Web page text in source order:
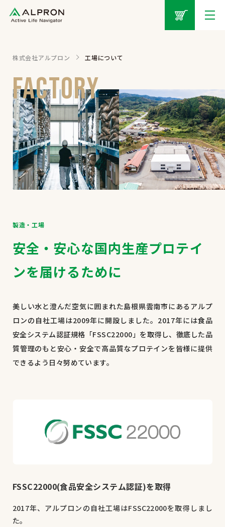
株式会社アルプロン 工場について
製造・工場
安全・安心な国内生産プロテイ
ンを届けるために
美しい水と澄んだ空気に囲まれた島根県雲南市にあるアルプ
ロンの自社工場は2009年に開設しました。2017年には食品
安全システム認証規格「FSSC22000」を取得し、徹底した品
質管理のもと安心・安全で高品質なプロテインを皆様に提供
できるよう日々努めています。
FSSC22000(食品安全システム認証)を取得
2017年、アルプロンの自社工場はFSSC22000を取得しまし
た。